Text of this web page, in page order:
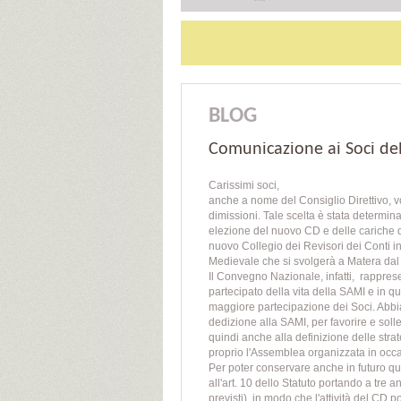
BLOG
Comunicazione ai Soci
Carissimi soci,
anche a nome del Consiglio Direttivo,
dimissioni. Tale scelta è stata
elezione del nuovo CD e delle cariche
nuovo Collegio dei Revisori dei Conti
Medievale che si svolgerà a Matera
Il Convegno Nazionale, infatti,
partecipato della vita della SAMI e in
maggiore partecipazione dei Soci.
dedizione alla SAMI, per favorire e
quindi anche alla definizione delle
proprio l'Assemblea organizzata in
Per poter conservare anche in futuro
all'art. 10 dello Statuto portando a tre
previsti), in modo che l'attività del CD